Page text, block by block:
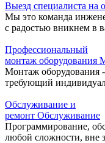
Выезд специалиста на
Мы это команда
с радостью вникнем в
Профессиональный
монтаж оборудования
Монтаж оборудования
требующий
Обслуживание и
ремонт Обслуживание
Программирование,
любой сложности, вне